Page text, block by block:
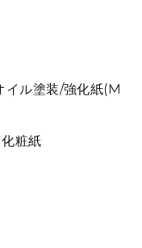
イル塗装/強化紙(M
化粧紙